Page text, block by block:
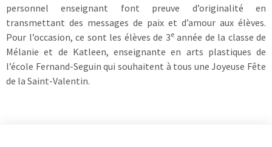
personnel enseignant font preuve d’originalité en
transmettant des messages de paix et d’amour aux élèves.
Pour l’occasion, ce sont les élèves de 3eannée de la classe de
Mélanie et de Katleen, enseignante en arts plastiques de
l’école Fernand-Seguin qui souhaitent à tous une Joyeuse Fête
de la Saint-Valentin.